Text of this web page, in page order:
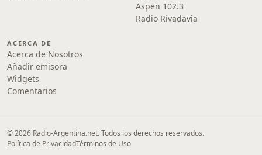
Aspen 102.3
Radio Rivadavia
ACERCA DE
Acerca de Nosotros
Añadir emisora
Widgets
Comentarios
© 2026 Radio-Argentina.net. Todos los derechos reservados.
Política de PrivacidadTérminos de Uso